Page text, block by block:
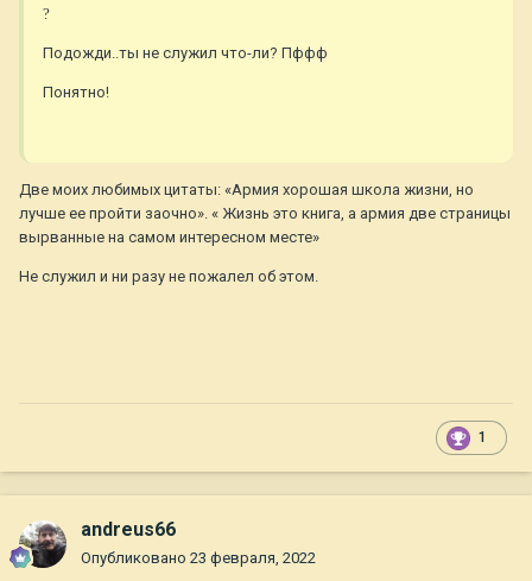
?
Подожди..ты не служил что-ли? Пффф
Понятно!
Две моих любимых цитаты: «Армия хорошая школа жизни, но
лучше ее пройти заочно». « Жизнь это книга, а армия две страницы
вырванные на самом интересном месте»
Не служил и ни разу не пожалел об этом.
1
andreus66
Опубликовано 23 февраля, 2022